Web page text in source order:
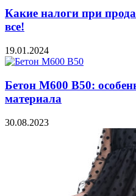
Какие налоги при
все!
19.01.2024
Бетон М600 В50:
материала
30.08.2023